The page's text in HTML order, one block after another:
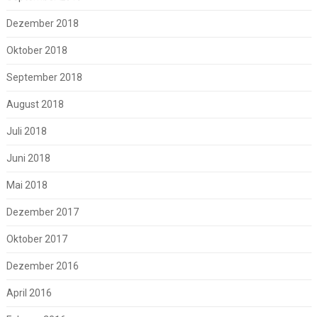
Dezember 2018
Oktober 2018
September 2018
August 2018
Juli 2018
Juni 2018
Mai 2018
Dezember 2017
Oktober 2017
Dezember 2016
April 2016